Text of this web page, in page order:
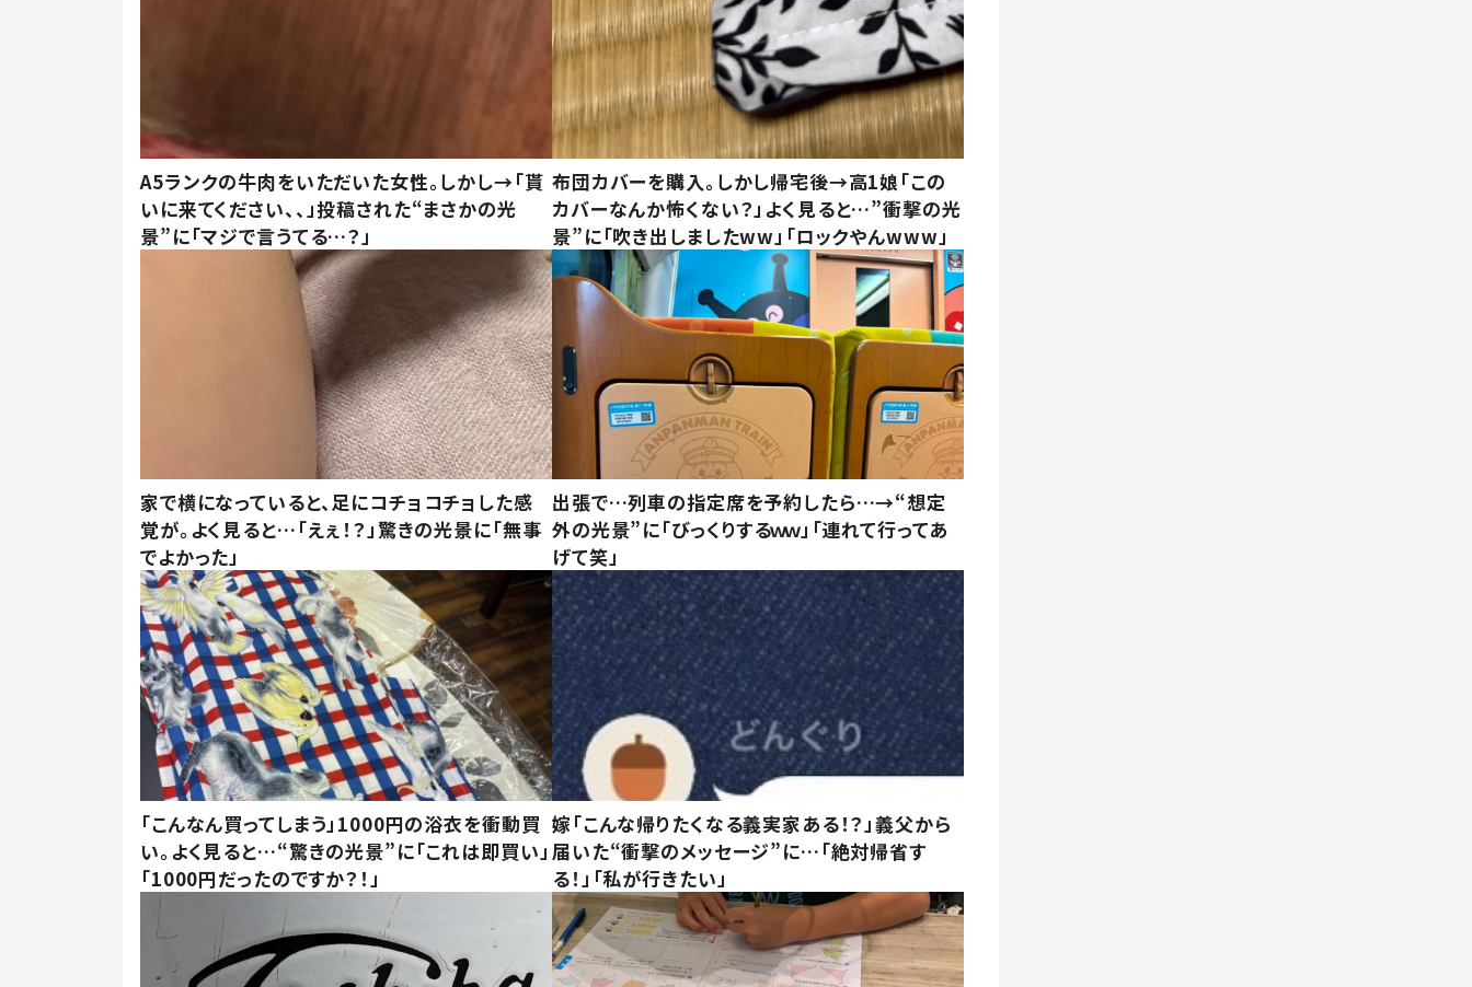
A5ランクの牛肉をいただいた女性。しかし→「貰
いに来てください、、」投稿された“まさかの光
景”に「マジで言うてる…？」
布団カバーを購入。しかし帰宅後→高1娘「この
カバーなんか怖くない？」よく見ると…”衝撃の光
景”に「吹き出しましたww」「ロックやんwww」
家で横になっていると、足にコチョコチョした感
覚が。よく見ると…「えぇ！？」驚きの光景に「無事
でよかった」
出張で…列車の指定席を予約したら…→“想定
外の光景”に「びっくりするｗｗ」「連れて行ってあ
げて笑」
「こんなん買ってしまう」1000円の浴衣を衝動買
い。よく見ると…“驚きの光景”に「これは即買い」
「1000円だったのですか？！」
嫁「こんな帰りたくなる義実家ある！？」義父から
届いた“衝撃のメッセージ”に…「絶対帰省す
る！」「私が行きたい」